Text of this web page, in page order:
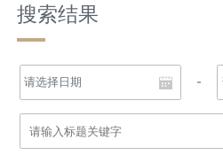
搜索结果
-